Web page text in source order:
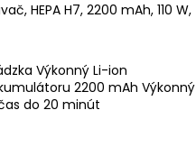
HEPA H7, 2200 mAh, 110 W,
Výkonný Li-ion
2200 mAh Výkonný
do 20 minút